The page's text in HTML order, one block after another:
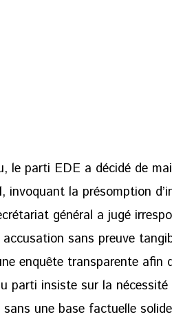
le parti EDE a décidé de
invoquant la présomption
général a jugé
sans preuve
enquête transparente afin
parti insiste sur la nécessité
une base factuelle